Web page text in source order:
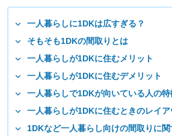
一人暮らしに1DKは広すぎる？
そもそも1DKの間取りとは
一人暮らしが1DKに住むメリット
一人暮らしが1DKに住むデメリット
一人暮らしで1DKが向いている人の特
一人暮らしが1DKに住むときのレイ
1DKなど一人暮らし向けの間取りに